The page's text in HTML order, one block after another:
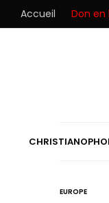
Accueil Don en
EUROPE